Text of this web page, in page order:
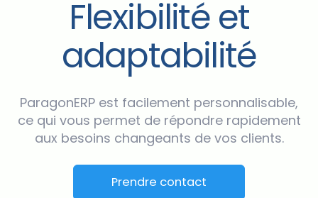
Flexibilité et
adaptabilité
ParagonERP est facilement personnalisable,
ce qui vous permet de répondre rapidement
aux besoins changeants de vos clients.
Prendre contact